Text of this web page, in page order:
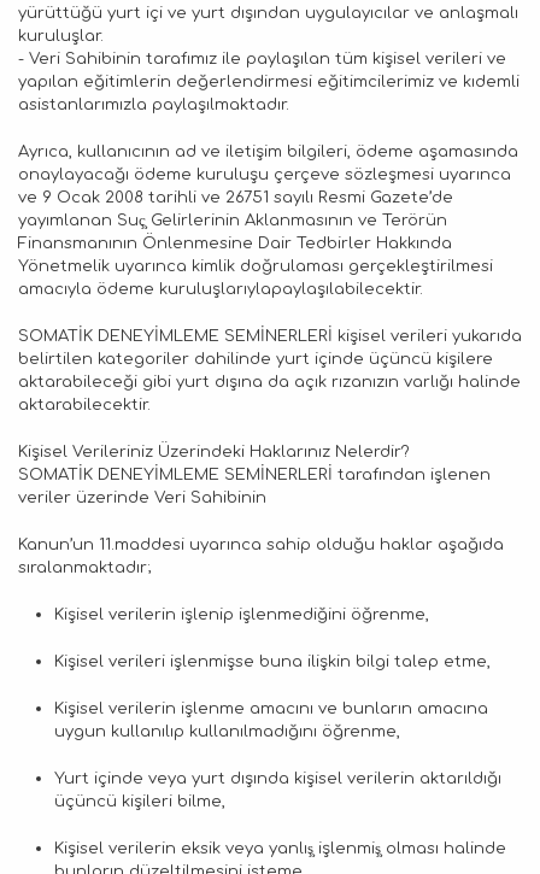
yürüttüğü yurt içi ve yurt dışından uygulayıcılar ve anlaşmalı
kuruluşlar.
- Veri Sahibinin tarafımız ile paylaşılan tüm kişisel verileri ve
yapılan eğitimlerin değerlendirmesi eğitimcilerimiz ve kıdemli
asistanlarımızla paylaşılmaktadır.
Ayrıca, kullanıcının ad ve iletişim bilgileri, ödeme aşamasında
onaylayacağı ödeme kuruluşu çerçeve sözleşmesi uyarınca
ve 9 Ocak 2008 tarihli ve 26751 sayılı Resmi Gazete’de
yayımlanan Suç̧ Gelirlerinin Aklanmasının ve Terörün
Finansmanının Önlenmesine Dair Tedbirler Hakkında
Yönetmelik uyarınca kimlik doğrulaması gerçekleştirilmesi
amacıyla ödeme kuruluşlarıylapaylaşılabilecektir.
SOMATİK DENEYİMLEME SEMİNERLERİ kişisel verileri yukarıda
belirtilen kategoriler dahilinde yurt içinde üçüncü kişilere
aktarabileceği gibi yurt dışına da açık rızanızın varlığı halinde
aktarabilecektir.
Kişisel Verileriniz Üzerindeki Haklarınız Nelerdir?
SOMATİK DENEYİMLEME SEMİNERLERİ tarafından işlenen
veriler üzerinde Veri Sahibinin
Kanun’un 11.maddesi uyarınca sahip olduğu haklar aşağıda
sıralanmaktadır;
Kişisel verilerin işlenip işlenmediğini öğrenme,
Kişisel verileri işlenmişse buna ilişkin bilgi talep etme,
Kişisel verilerin işlenme amacını ve bunların amacına
uygun kullanılıp kullanılmadığını öğrenme,
Yurt içinde veya yurt dışında kişisel verilerin aktarıldığı
üçüncü kişileri bilme,
Kişisel verilerin eksik veya yanlış̧ işlenmiş̧ olması halinde